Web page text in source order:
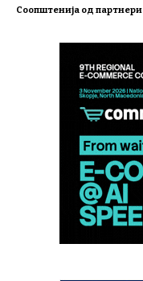
Соопштенија од партнери